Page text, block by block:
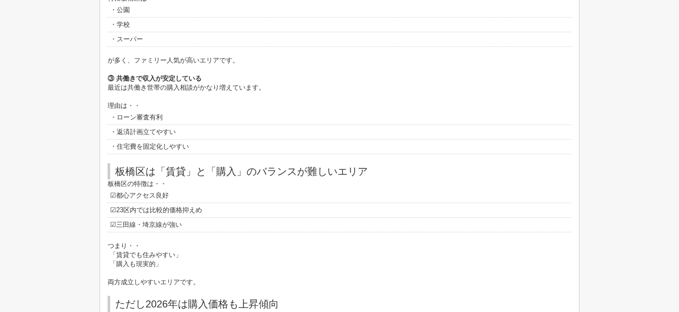
・公園
・学校
・スーパー
が多く、ファミリー人気が高いエリアです。
③ 共働きで収入が安定している
最近は共働き世帯の購入相談がかなり増えています。
理由は・・
・ローン審査有利
・返済計画立てやすい
・住宅費を固定化しやすい
板橋区は「賃貸」と「購入」のバランスが難しいエリア
板橋区の特徴は・・
☑都心アクセス良好
☑23区内では比較的価格抑えめ
☑三田線・埼京線が強い
つまり・・
「賃貸でも住みやすい」
「購入も現実的」
両方成立しやすいエリアです。
ただし2026年は購入価格も上昇傾向